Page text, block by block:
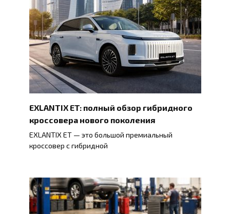
EXLANTIX ET: полный обзор гибридного
кроссовера нового поколения
EXLANTIX ET — это большой премиальный
кроссовер с гибридной